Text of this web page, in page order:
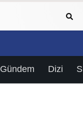
Gündem Dizi